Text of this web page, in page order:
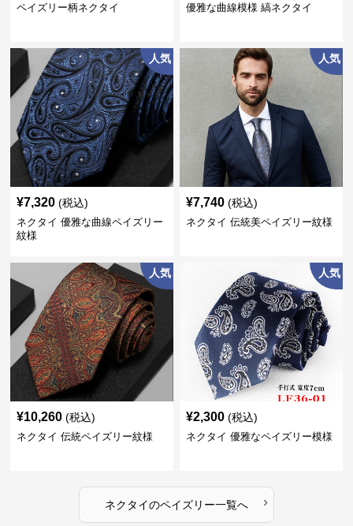
ペイズリー柄ネクタイ 優雅な曲線模様 縞ネクタイ
人気
¥7,320 (税込)
ネクタイ 優雅な曲線ペイズリー
紋様
人気
¥7,740 (税込)
ネクタイ 伝統美ペイズリー紋様
人気
¥10,260 (税込)
ネクタイ 伝統ペイズリー紋様
人気
¥2,300 (税込)
ネクタイ 優雅なペイズリー模様
ネクタイのペイズリー一覧へ ›